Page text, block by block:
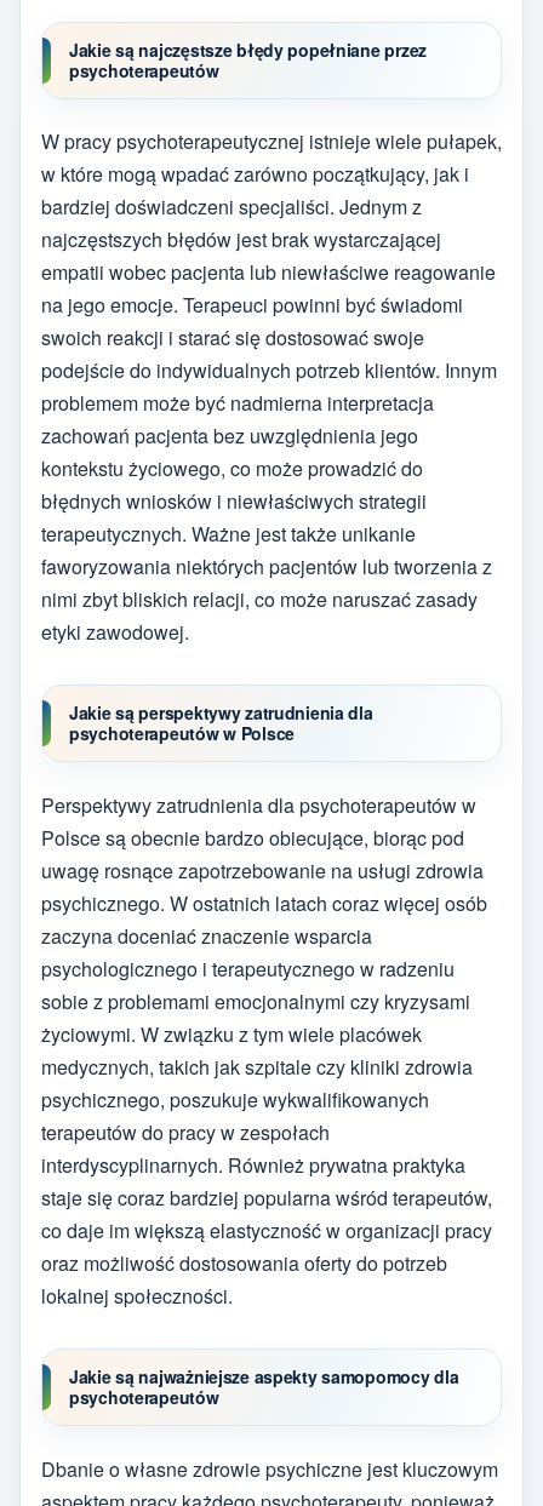
Jakie są najczęstsze błędy popełniane przez
psychoterapeutów
W pracy psychoterapeutycznej istnieje wiele pułapek,
w które mogą wpadać zarówno początkujący, jak i
bardziej doświadczeni specjaliści. Jednym z
najczęstszych błędów jest brak wystarczającej
empatii wobec pacjenta lub niewłaściwe reagowanie
na jego emocje. Terapeuci powinni być świadomi
swoich reakcji i starać się dostosować swoje
podejście do indywidualnych potrzeb klientów. Innym
problemem może być nadmierna interpretacja
zachowań pacjenta bez uwzględnienia jego
kontekstu życiowego, co może prowadzić do
błędnych wniosków i niewłaściwych strategii
terapeutycznych. Ważne jest także unikanie
faworyzowania niektórych pacjentów lub tworzenia z
nimi zbyt bliskich relacji, co może naruszać zasady
etyki zawodowej.
Jakie są perspektywy zatrudnienia dla
psychoterapeutów w Polsce
Perspektywy zatrudnienia dla psychoterapeutów w
Polsce są obecnie bardzo obiecujące, biorąc pod
uwagę rosnące zapotrzebowanie na usługi zdrowia
psychicznego. W ostatnich latach coraz więcej osób
zaczyna doceniać znaczenie wsparcia
psychologicznego i terapeutycznego w radzeniu
sobie z problemami emocjonalnymi czy kryzysami
życiowymi. W związku z tym wiele placówek
medycznych, takich jak szpitale czy kliniki zdrowia
psychicznego, poszukuje wykwalifikowanych
terapeutów do pracy w zespołach
interdyscyplinarnych. Również prywatna praktyka
staje się coraz bardziej popularna wśród terapeutów,
co daje im większą elastyczność w organizacji pracy
oraz możliwość dostosowania oferty do potrzeb
lokalnej społeczności.
Jakie są najważniejsze aspekty samopomocy dla
psychoterapeutów
Dbanie o własne zdrowie psychiczne jest kluczowym